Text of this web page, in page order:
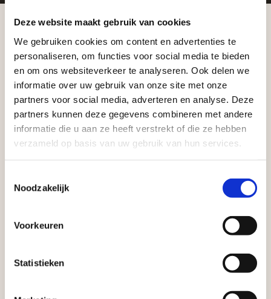
Deze website maakt gebruik van cookies
We gebruiken cookies om content en advertenties te
personaliseren, om functies voor social media te bieden
en om ons websiteverkeer te analyseren. Ook delen we
informatie over uw gebruik van onze site met onze
partners voor social media, adverteren en analyse. Deze
partners kunnen deze gegevens combineren met andere
informatie die u aan ze heeft verstrekt of die ze hebben
verzameld op basis van uw gebruik van hun services.
Noodzakelijk
Voorkeuren
Statistieken
Vego Tuinmaterialen is de meest geschikte partner
voor zakelijke klanten op zoek naar tuin- en
infraproducten. Als professionele leverancier van
tuinmaterialen bieden wij een breed assortiment
aan producten van topkwaliteit. Lees meer over de
zakelijke mogelijkheden.
Aangepaste openingstijden tijdens de
vakantieperiode
Waardenburg en Vego Dordrecht hanteren tijdens
de vakantieperiode aangepaste openingstijden op
zaterdag. Bekijk de vestigingspagina voor de
actuele openingstijden.
maanden dicht is voor al het wegverkeer, is het fijn
Met vier vestigingen en inspirerende showtuinen
tuinproject.